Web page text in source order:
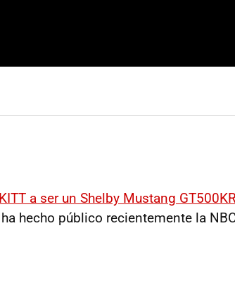
a ser un Shelby Mustang
hecho público recientemente la